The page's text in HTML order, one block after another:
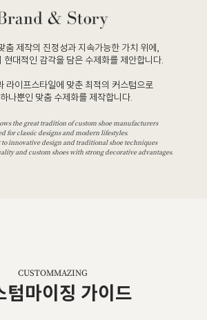
춤 제작의 진정성과 지속가능한 가치 위에,
현대적인 감각을 담은 수제화를 제안합니다.
라이프스타일에 맞춘 최적의 커스텀으로
나뿐인 맞춤 수제화를 제작합니다.
the great tradition of custom shoe manufacturers
for classic designs and modern lifestyles.
innovative design and traditional shoe techniques
and custom shoes with strong decorative advantages.
CUSTOMMAZING
텀마이징 가이드